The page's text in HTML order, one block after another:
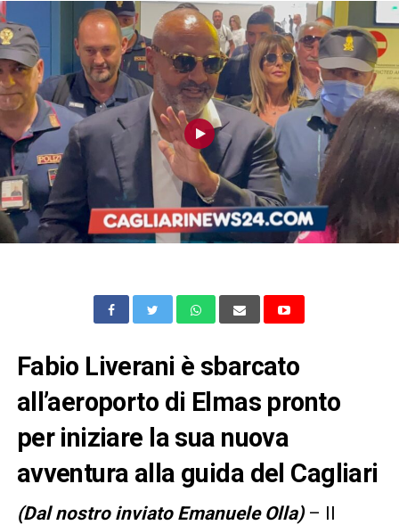
Fabio Liverani è sbarcato
all’aeroporto di Elmas pronto
per iniziare la sua nuova
avventura alla guida del Cagliari
(Dal nostro inviato Emanuele Olla)– Il